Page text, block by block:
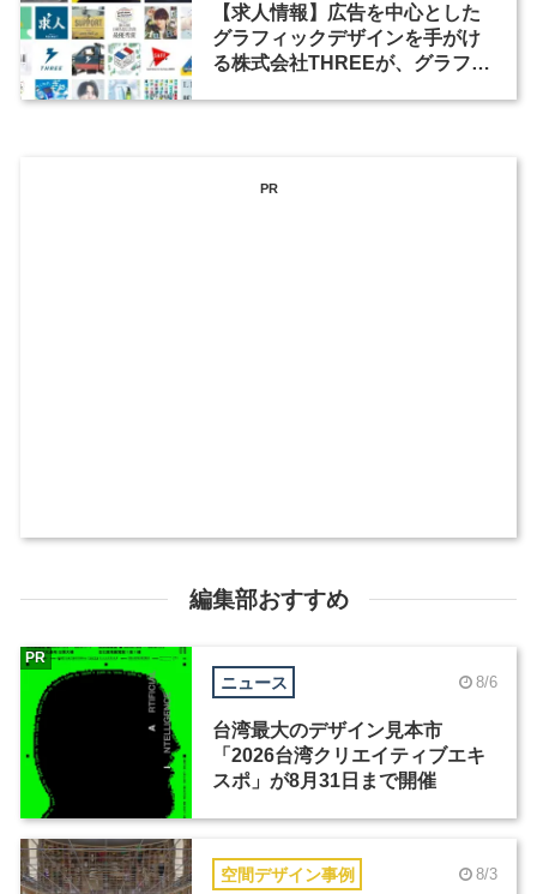
【求人情報】広告を中心とした
グラフィックデザインを手がけ
る株式会社THREEが、グラフィ
PR
編集部おすすめ
ニュース 8/6
台湾最大のデザイン見本市
「2026台湾クリエイティブエキ
スポ」が8月31日まで開催
PR
空間デザイン事例 8/3